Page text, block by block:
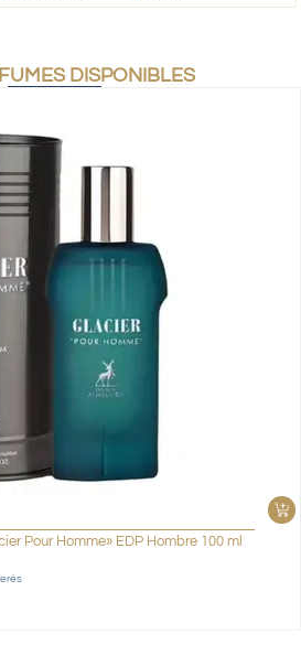
DISPONIBLES
Pour Homme» EDP Hombre 100 ml